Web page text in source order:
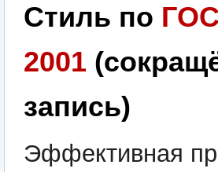
Стиль по
2001
запись)
Эффективная